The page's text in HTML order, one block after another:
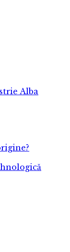
Alba